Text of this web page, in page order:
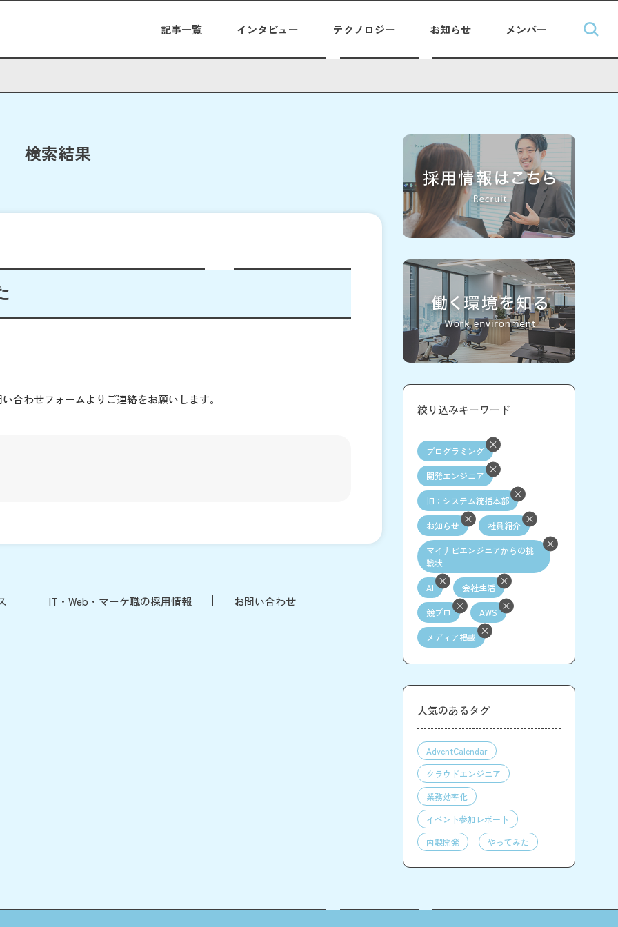
記事一覧 インタビュー テクノロジー お知らせ メンバー
検索結果
合わせフォームよりご連絡をお願いします。
IT・Web・マーケ職の採用情報 お問い合わせ
絞り込みキーワード
プログラミング
開発エンジニア
旧：システム統括本部
お知らせ 社員紹介
マイナビエンジニアからの挑
戦状
AI 会社生活
競プロ AWS
メディア掲載
人気のあるタグ
AdventCalendar
クラウドエンジニア
業務効率化
イベント参加レポート
内製開発
やってみた